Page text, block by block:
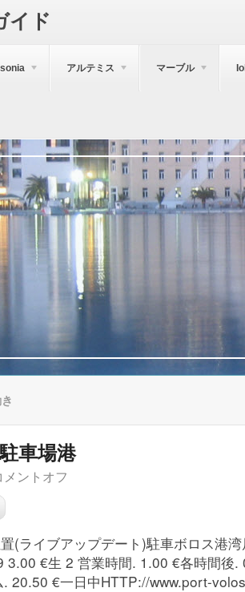
イド
アルテミス マーブル
車場港
メントオフ
(ライブアップデート)駐車ボロス港
3.00 €生 2 営業時間. 1.00 €各時間後
. 20.50 €一日中HTTP://www.port-